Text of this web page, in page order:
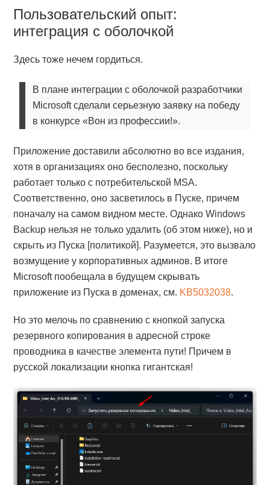
Пользовательский опыт:
интеграция с оболочкой
Здесь тоже нечем гордиться.
В плане интеграции с оболочкой разработчики
Microsoft сделали серьезную заявку на победу
в конкурсе «Вон из профессии!».
Приложение доставили абсолютно во все издания,
хотя в организациях оно бесполезно, поскольку
работает только с потребительской MSA.
Соответственно, оно засветилось в Пуске, причем
поначалу на самом видном месте. Однако Windows
Backup нельзя не только удалить (об этом ниже), но и
скрыть из Пуска [политикой]. Разумеется, это вызвало
возмущение у корпоративных админов. В итоге
Microsoft пообещала в будущем скрывать
приложение из Пуска в доменах, см. KB5032038.
Но это мелочь по сравнению с кнопкой запуска
резервного копирования в адресной строке
проводника в качестве элемента пути! Причем в
русской локализации кнопка гигантская!